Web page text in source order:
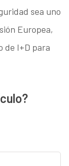
sea uno
Europea,
de I+D para